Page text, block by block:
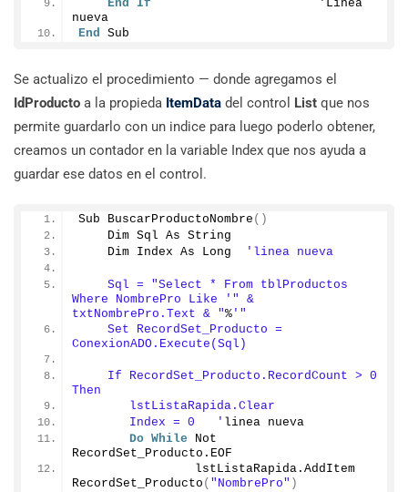
End
If
                       'Línea
nueva
End Sub
Se actualizo el procedimiento — donde agregamos el
IdProducto a la propieda ItemData del control List que nos
permite guardarlo con un indice para luego poderlo obtener,
creamos un contador en la variable Index que nos ayuda a
guardar ese datos en el control.
Sub BuscarProductoNombre ()
    Dim Sql As String
    Dim Index As Long
'linea nueva
    Sql = "Select * From tblProductos
Where NombrePro Like ' " &
txtNombrePro.Text & "% '"
    Set RecordSet_Producto =
ConexionADO.Execute(Sql)
    If RecordSet_Producto.RecordCount > 0
Then
       lstListaRapida.Clear
       Index = 0   '
linea nueva
Do While Not
RecordSet_Producto. EOF
                lstListaRapida.
AddItem
RecordSet_Producto ( "NombrePro" )